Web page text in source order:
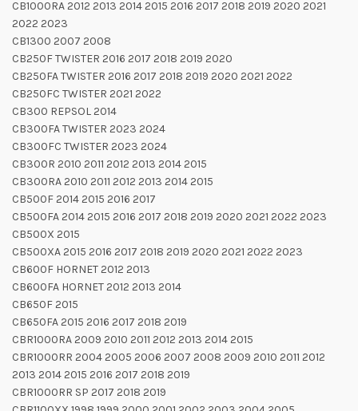
CB1000RA 2012 2013 2014 2015 2016 2017 2018 2019 2020 2021
2022 2023
CB1300 2007 2008
CB250F TWISTER 2016 2017 2018 2019 2020
CB250FA TWISTER 2016 2017 2018 2019 2020 2021 2022
CB250FC TWISTER 2021 2022
CB300 REPSOL 2014
CB300FA TWISTER 2023 2024
CB300FC TWISTER 2023 2024
CB300R 2010 2011 2012 2013 2014 2015
CB300RA 2010 2011 2012 2013 2014 2015
CB500F 2014 2015 2016 2017
CB500FA 2014 2015 2016 2017 2018 2019 2020 2021 2022 2023
CB500X 2015
CB500XA 2015 2016 2017 2018 2019 2020 2021 2022 2023
CB600F HORNET 2012 2013
CB600FA HORNET 2012 2013 2014
CB650F 2015
CB650FA 2015 2016 2017 2018 2019
CBR1000RA 2009 2010 2011 2012 2013 2014 2015
CBR1000RR 2004 2005 2006 2007 2008 2009 2010 2011 2012
2013 2014 2015 2016 2017 2018 2019
CBR1000RR SP 2017 2018 2019